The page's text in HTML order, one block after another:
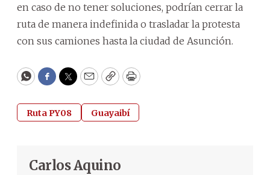
en caso de no tener soluciones, podrían cerrar la
ruta de manera indefinida o trasladar la protesta
con sus camiones hasta la ciudad de Asunción.
WhatsApp
Facebook
Twitter
EmailCopyPrint
Ruta PY08 Guayaibí
Carlos Aquino